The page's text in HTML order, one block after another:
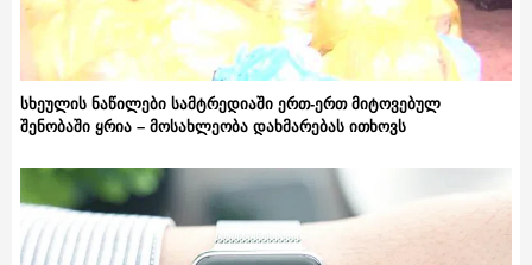
სხეულის ნაწილები სამტრედიაში ერთ-ერთ მიტოვებულ
შენობაში ყრია – მოსახლეობა დახმარებას ითხოვს